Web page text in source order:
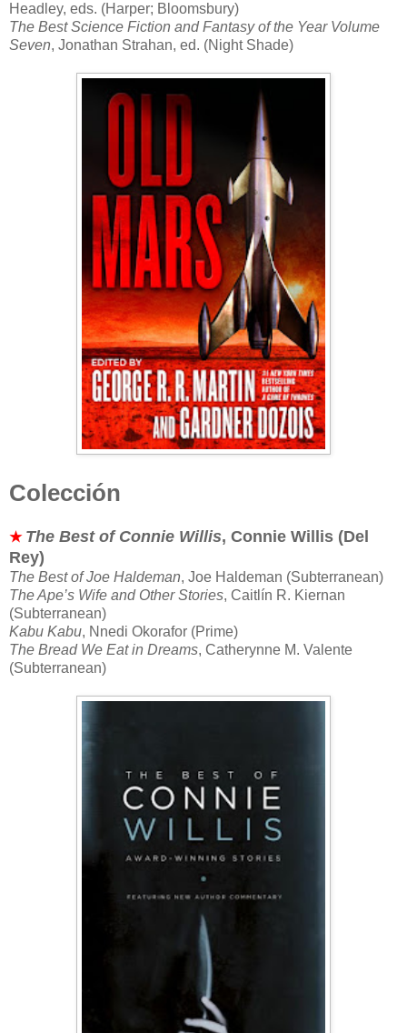
Headley, eds. (Harper; Bloomsbury)
The Best Science Fiction and Fantasy of the Year Volume
Seven, Jonathan Strahan, ed. (Night Shade)
Colección
★ The Best of Connie Willis, Connie Willis (Del
Rey)
The Best of Joe Haldeman, Joe Haldeman (Subterranean)
The Ape’s Wife and Other Stories, Caitlín R. Kiernan
(Subterranean)
Kabu Kabu, Nnedi Okorafor (Prime)
The Bread We Eat in Dreams, Catherynne M. Valente
(Subterranean)